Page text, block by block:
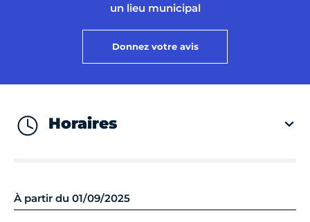
un lieu municipal
Donnez votre avis
Horaires
À partir du 01/09/2025